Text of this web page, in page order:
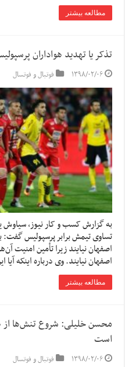
مطالعه بیشتر
تذکر یا تهدید هواداران
۱۳۹۸/۰۲/۰۶ فوتبال و فوتسال
به گزارش کسب و کار نیوز، سیاوش
تساوی تیمش برابر پرسپولیس گفت:
اصفهان نیایند زیرا تأمین امنیت
اصفهان نیایند. وی درباره اینکه
مطالعه بیشتر
محسن خلیلی: شروع تنش‌ها از
است
۱۳۹۸/۰۲/۰۶ فوتبال و فوتسال